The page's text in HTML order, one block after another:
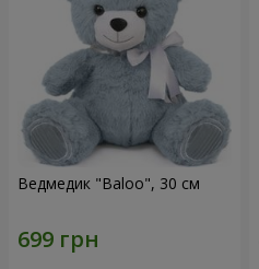
Ведмедик "Baloo", 30 см